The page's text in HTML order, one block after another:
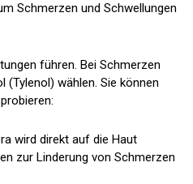
Schmerzen und Schwellungen
führen. Bei Schmerzen
(Tylenol) wählen. Sie können
wird direkt auf die Haut
zur Linderung von Schmerzen